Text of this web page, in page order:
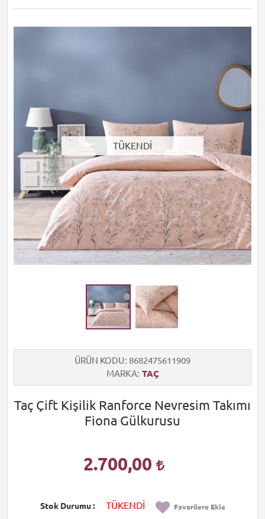
TÜKENDİ
ÜRÜN KODU 8682475611909
MARKA TAÇ
Taç Çift Kişilik Ranforce Nevresim Takımı
Fiona Gülkurusu
2.700,00
Stok Durumu TÜKENDİ Favorilere Ekle